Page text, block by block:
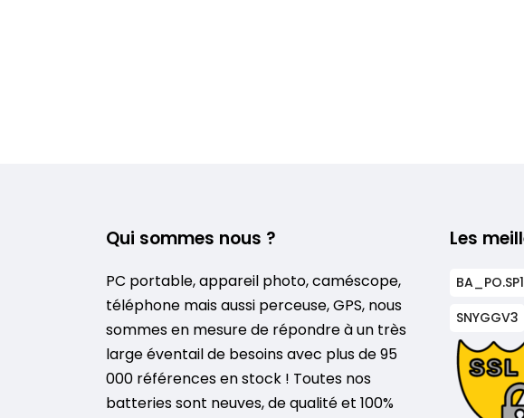
Qui sommes nous ?
PC portable, appareil photo, caméscope,
téléphone mais aussi perceuse, GPS, nous
sommes en mesure de répondre à un très
large éventail de besoins avec plus de 95
000 références en stock ! Toutes nos
batteries sont neuves, de qualité et 100%
Les
SNYGGV3